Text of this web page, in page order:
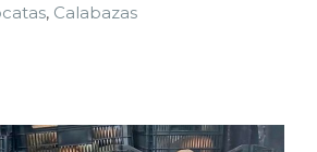
, Calabazas